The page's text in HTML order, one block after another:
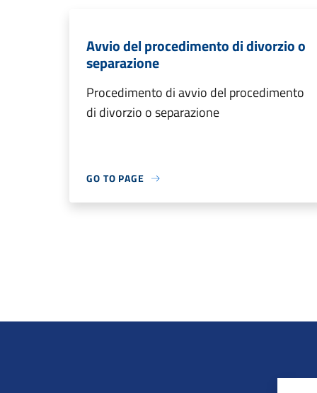
Avvio del procedimento di divorzio o
separazione
Procedimento di avvio del procedimento
di divorzio o separazione
GO TO PAGE